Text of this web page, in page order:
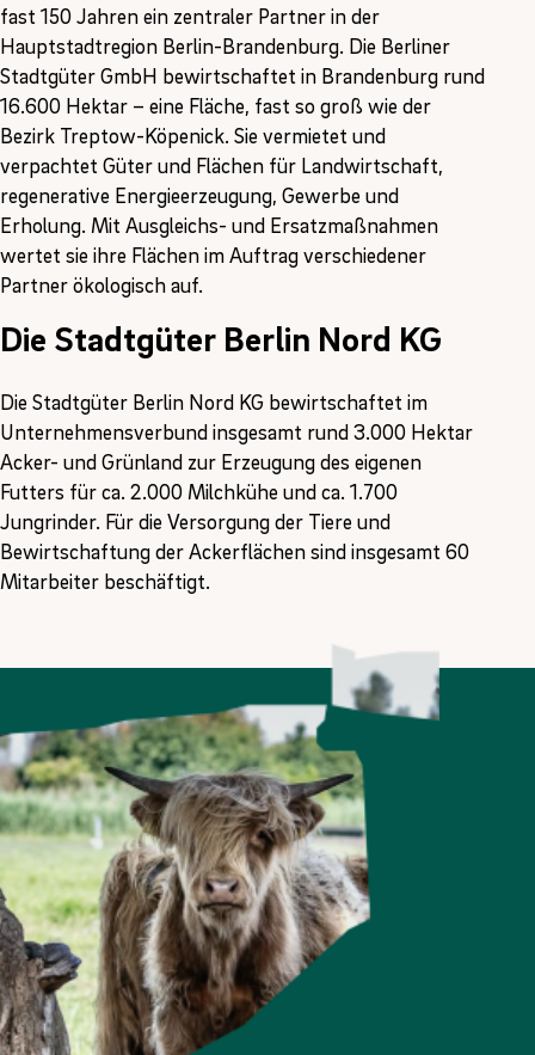
fast 150 Jahren ein zentraler Partner in der
Hauptstadtregion Berlin-Brandenburg. Die Berliner
Stadtgüter GmbH bewirtschaftet in Brandenburg rund
16.600 Hektar – eine Fläche, fast so groß wie der
Bezirk Treptow-Köpenick. Sie vermietet und
verpachtet Güter und Flächen für Landwirtschaft,
regenerative Energieerzeugung, Gewerbe und
Erholung. Mit Ausgleichs- und Ersatzmaßnahmen
wertet sie ihre Flächen im Auftrag verschiedener
Partner ökologisch auf.
Die Stadtgüter Berlin Nord KG
Die Stadtgüter Berlin Nord KG bewirtschaftet im
Unternehmensverbund insgesamt rund 3.000 Hektar
Acker- und Grünland zur Erzeugung des eigenen
Futters für ca. 2.000 Milchkühe und ca. 1.700
Jungrinder. Für die Versorgung der Tiere und
Bewirtschaftung der Ackerflächen sind insgesamt 60
Mitarbeiter beschäftigt.